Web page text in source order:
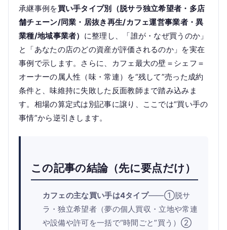
承継事例を買い手タイプ別（脱サラ独立希望者・多店
舗チェーン/同業・居抜き再生/カフェ運営事業者・異
業種/地域事業者） に整理し、「誰が・なぜ買うのか」
と「あなたの店のどの資産が評価されるのか」を実在
事例で示します。さらに、カフェ最大の壁＝シェフ＝
オーナーの属人性（味・常連）を“残して”売った成約
条件と、味維持に失敗した反面教師まで踏み込みま
す。相場の算定式は別記事に譲り、ここでは“買い手の
事情”から逆引きします。
この記事の結論（先に要点だけ）
カフェの主な買い手は4タイプ——①脱サ
ラ・独立希望者（夢の個人買収・立地や常連
や設備や許可を一括で“時間ごと”買う）②